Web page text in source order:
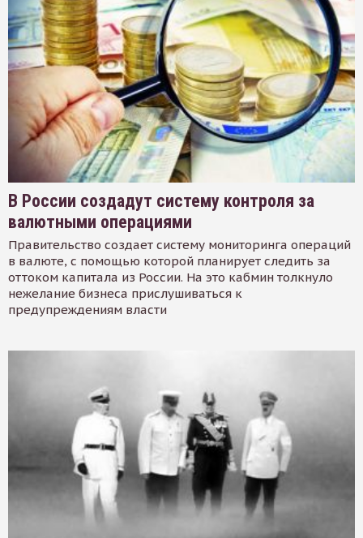
В России создадут систему контроля за
валютными операциями
Правительство создает систему мониторинга операций
в валюте, с помощью которой планирует следить за
оттоком капитала из России. На это кабмин толкнуло
нежелание бизнеса прислушиваться к
предупреждениям власти